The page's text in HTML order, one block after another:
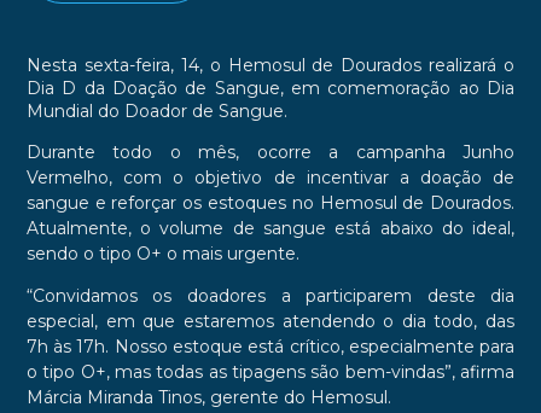
Nesta sexta-feira, 14, o Hemosul de Dourados realizará o
Dia D da Doação de Sangue, em comemoração ao Dia
Mundial do Doador de Sangue.
Durante todo o mês, ocorre a campanha Junho
Vermelho, com o objetivo de incentivar a doação de
sangue e reforçar os estoques no Hemosul de Dourados.
Atualmente, o volume de sangue está abaixo do ideal,
sendo o tipo O+ o mais urgente.
“Convidamos os doadores a participarem deste dia
especial, em que estaremos atendendo o dia todo, das
7h às 17h. Nosso estoque está crítico, especialmente para
o tipo O+, mas todas as tipagens são bem-vindas”, afirma
Márcia Miranda Tinos, gerente do Hemosul.